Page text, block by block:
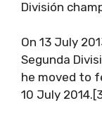
División
On 13 July
Segunda
he moved to
10 July